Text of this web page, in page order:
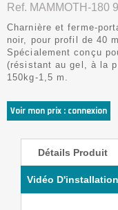
Ref. MAMMOTH-180
Charnière et ferme-
noir, pour profil de 40
Spécialement conçu
(résistant au gel, à la
150kg-1,5 m.
Voir mon prix : connexion
Détails Produit
Vidéo D'installation